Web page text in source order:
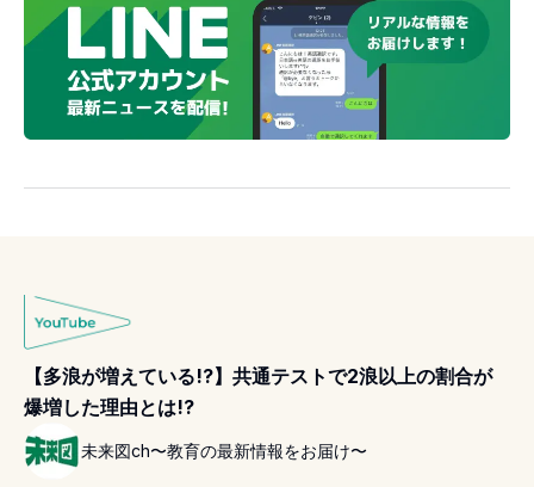
【多浪が増えている!?】共通テストで2浪以上の割合が
爆増した理由とは!?
未来図ch〜教育の最新情報をお届け〜